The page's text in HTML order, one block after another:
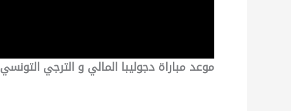
موعد مباراة دجوليبا المالي و الترجي التونسي